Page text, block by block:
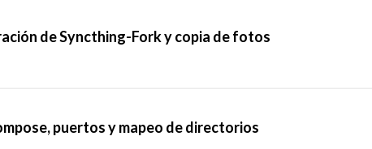
de Syncthing-Fork y copia de fotos
puertos y mapeo de directorios